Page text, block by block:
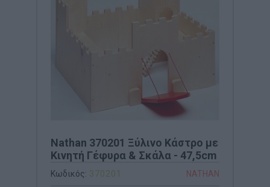
Nathan 370201 Ξύλινο Κάστρο με
Κινητή Γέφυρα & Σκάλα - 47,5cm
Κωδικός: 370201 NATHAN